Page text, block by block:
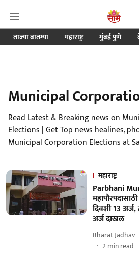
ताज्या बातम्या महाराष्ट्र मुंबई पुणे
Municipal
Read Latest & Breaking news on
Elections | Get Top news healines,
Municipal Corporation Elections at
महाराष्ट्र
Parbhani
दिवशी 13 अर्ज,
अर्ज दाखल
Bharat Jadhav
2min read